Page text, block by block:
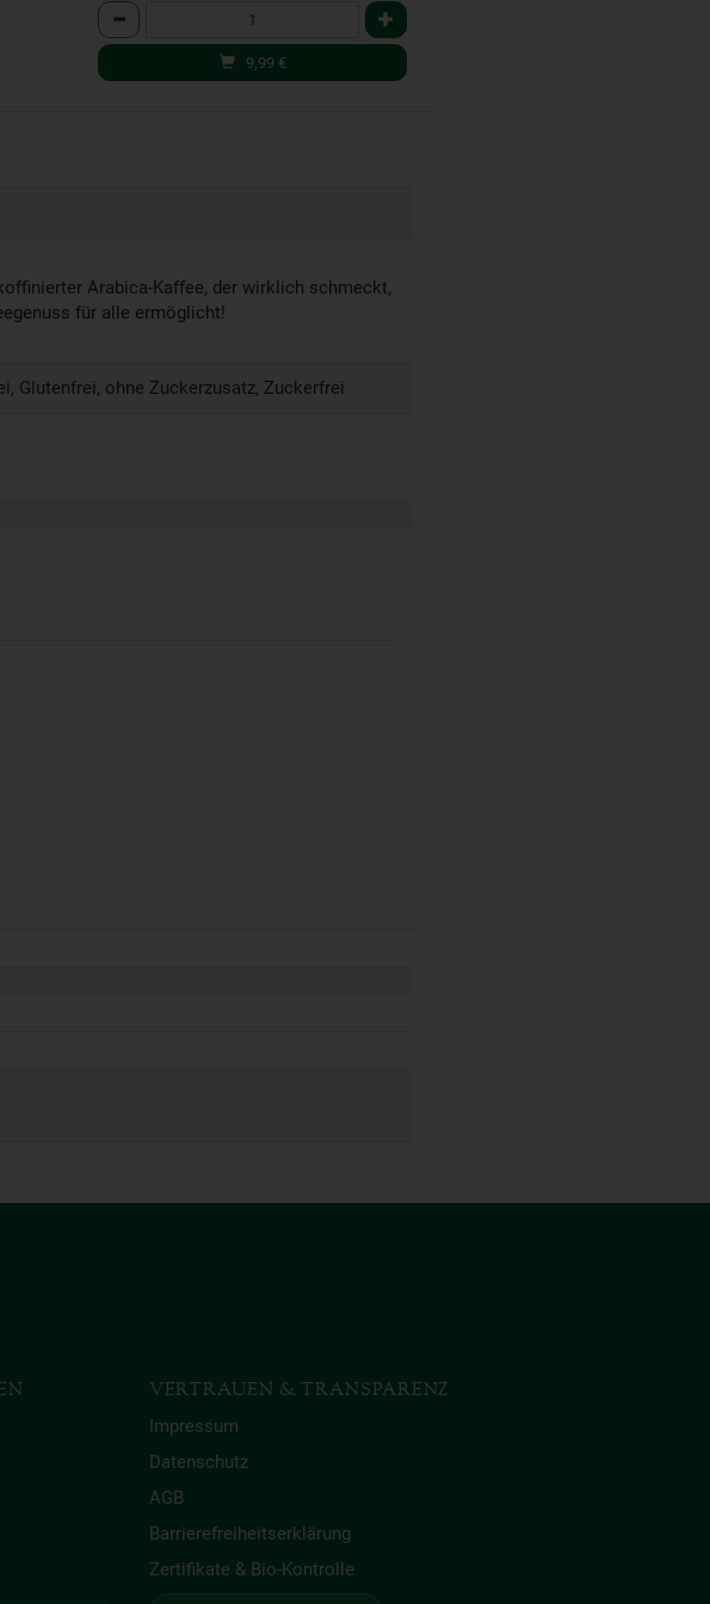
Anzahl
9,99 €
Arabica-Kaffee, der wirklich schmeckt,
für alle ermöglicht!
Glutenfrei, ohne Zuckerzusatz, Zuckerfrei
VERTRAUEN & TRANSPARENZ
Impressum
Datenschutz
AGB
Barrierefreiheitserklärung
Zertifikate & Bio-Kontrolle